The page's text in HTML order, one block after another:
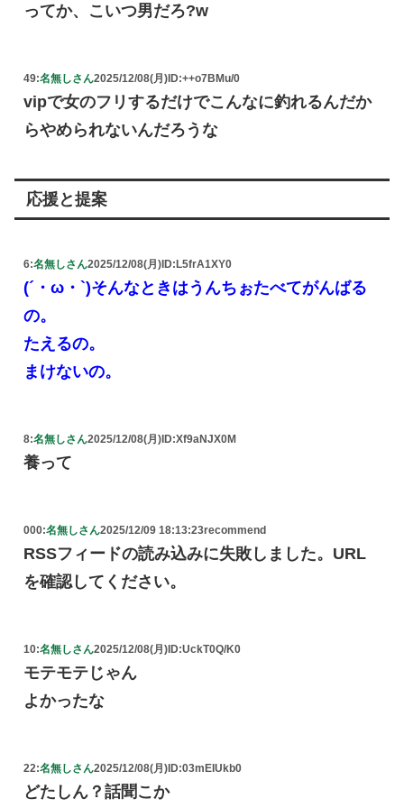
ってか、こいつ男だろ?w
49:名無しさん2025/12/08(月)ID:++o7BMu/0
vipで女のフリするだけでこんなに釣れるんだか
らやめられないんだろうな
応援と提案
6:名無しさん2025/12/08(月) ID:L5frA1XY0
(´・ω・`)そんなときはうんちぉたべてがんばる
の。
たえるの。
まけないの。
8:名無しさん2025/12/08(月) ID:Xf9aNJX0M
養って
000:名無しさん2025/12/09 18:13:23recommend
RSSフィードの読み込みに失敗しました。URL
を確認してください。
10:名無しさん2025/12/08(月)ID:UckT0Q/K0
モテモテじゃん
よかったな
22:名無しさん2025/12/08(月)ID:03mEIUkb0
どたしん？話聞こか